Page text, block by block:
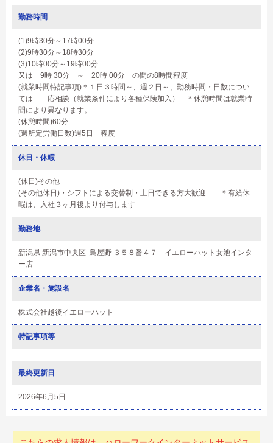
勤務時間
(1)9時30分～17時00分
(2)9時30分～18時30分
(3)10時00分～19時00分
又は 9時 30分 ～ 20時 00分 の間の8時間程度
(就業時間特記事項)＊１日３時間～、週２日～、勤務時間・日数につい
ては 応相談（就業条件により各種保険加入） ＊休憩時間は就業時
間により異なります。
(休憩時間)60分
(週所定労働日数)週5日 程度
休日・休暇
(休日)その他
(その他休日)・シフトによる交替制・土日できる方大歓迎 ＊有給休
暇は、入社３ヶ月後より付与します
勤務地
新潟県 新潟市中央区 鳥屋野 ３５８番４７ イエローハット女池インタ
ー店
企業名・施設名
株式会社越後イエローハット
特記事項等
最終更新日
2026年6月5日